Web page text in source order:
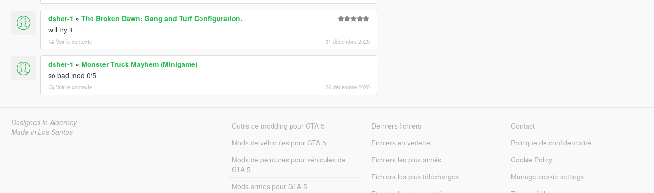
dsher-1 » The Broken Dawn: Gang and Turf Configuration.
will try it
Voir le contexte 31 décembre 2020
dsher-1 » Monster Truck Mayhem (Minigame)
so bad mod 0/5
Voir le contexte 26 décembre 2020
Designed in Alderney
Made in Los Santos
Outils de modding pour GTA 5
Mods de véhicules pour GTA 5
Mods de peintures pour véhicules de
GTA 5
Mods armes pour GTA 5
Derniers fichiers
Fichiers en vedette
Fichiers les plus aimés
Fichiers les plus téléchargés
Contact
Politique de confidentialité
Cookie Policy
Manage cookie settings